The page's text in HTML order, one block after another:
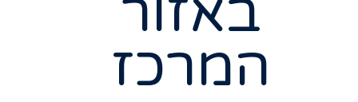
באזור
המרכז